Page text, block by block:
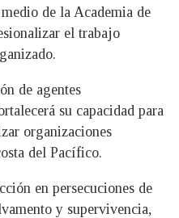
de la Academia de
el trabajo
de agentes
su capacidad para
organizaciones
del Pacífico.
en persecuciones de
y supervivencia,